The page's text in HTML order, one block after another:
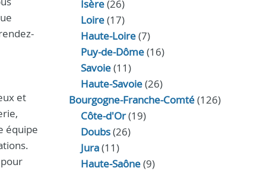
et
équipe
Isère(26)
Loire(17)
Haute-Loire(7)
Puy-de-Dôme(16)
Savoie(11)
Haute-Savoie(26)
Bourgogne-Franche-Comté(126)
Côte-d'Or(19)
Doubs(26)
Jura(11)
Haute‑Saône(9)